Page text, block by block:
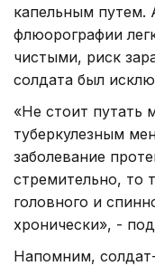
капельным путем.
флюорографии
чистыми, риск
солдата был
«Не стоит путать
туберкулезным
заболевание
стремительно, то
головного и
хронически», -
Напомним,